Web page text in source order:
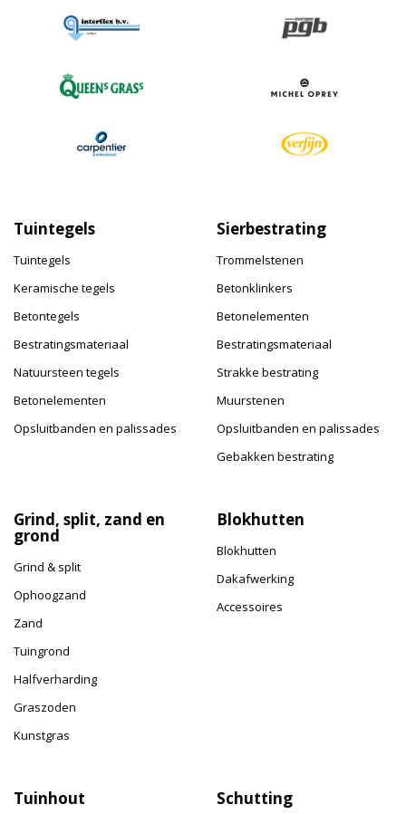
Tuintegels
Tuintegels
Keramische tegels
Betontegels
Bestratingsmateriaal
Natuursteen tegels
Betonelementen
Opsluitbanden en palissades
Sierbestrating
Trommelstenen
Betonklinkers
Betonelementen
Bestratingsmateriaal
Strakke bestrating
Muurstenen
Opsluitbanden en palissades
Gebakken bestrating
Grind, split, zand en
grond
Grind & split
Ophoogzand
Zand
Tuingrond
Halfverharding
Graszoden
Kunstgras
Blokhutten
Blokhutten
Dakafwerking
Accessoires
Tuinhout Schutting